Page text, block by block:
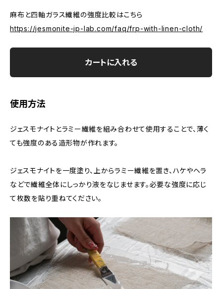
麻布と四軸ガラス繊維の強度比較はこちら
https://jesmonite-jp-lab.com/faq/frp-with-linen-cloth/
カートに入れる
使用方法
ジェスモナイトとラミー繊維を組み合わせて使用することで、薄く
ても強度のある造形物が作れます。
ジェスモナイトを一度塗り、上からラミー繊維を置き、ハケやヘラ
などで繊維全体にしっかり液をなじませます。必要な強度に応じ
て枚数を貼り重ねてください。